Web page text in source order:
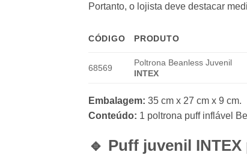
Portanto, o lojista deve destacar
CÓDIGO PRODUTO
68569
Poltrona Beanless Juvenil
INTEX
Embalagem: 35 cm x 27 cm x 9 cm.
Conteúdo: 1 poltrona puff inflável
🔹 Puff juvenil INTEX